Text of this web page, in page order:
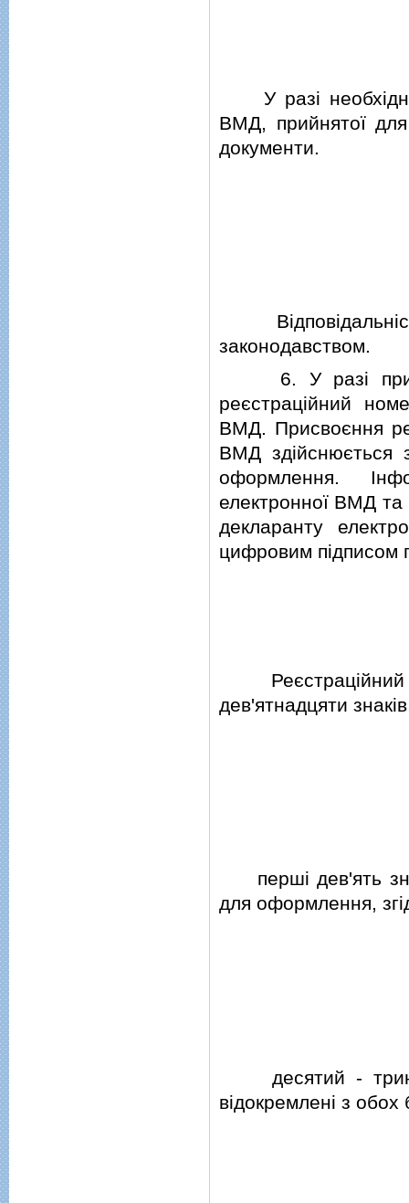
У разi
ВМД, прийнятої
документи.
законодавством.
6. У разi
реєстрацiйний
ВМД. Присвоєння
ВМД здiйснюється
оформлення.
електронної ВМД та
декларанту
цифровим пiдписом
дев'ятнадцяти
першi дев'ять
для оформлення,
десятий -
вiдокремленi з обох